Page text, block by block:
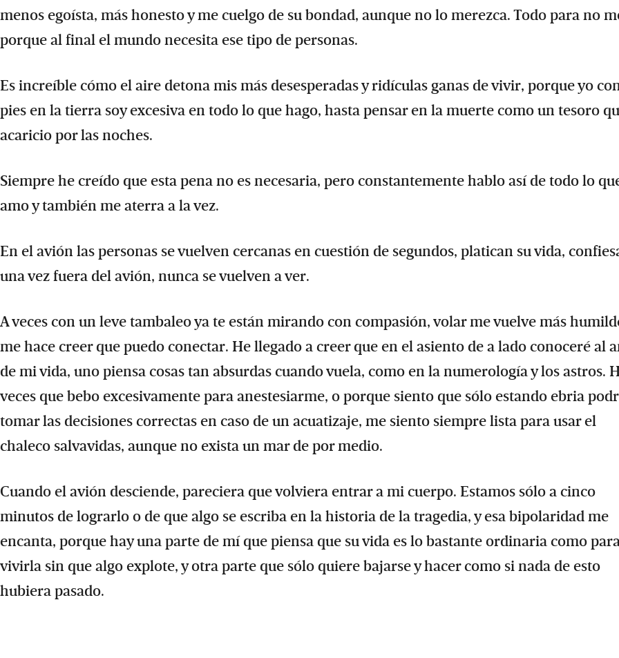
menos egoísta, más honesto y me cuelgo de su bondad, aunque no lo merezca. Todo para no
porque al final el mundo necesita ese tipo de personas.
Es increíble cómo el aire detona mis más desesperadas y ridículas ganas de vivir, porque yo
pies en la tierra soy excesiva en todo lo que hago, hasta pensar en la muerte como un tesoro
acaricio por las noches.
Siempre he creído que esta pena no es necesaria, pero constantemente hablo así de todo lo
amo y también me aterra a la vez.
En el avión las personas se vuelven cercanas en cuestión de segundos, platican su vida,
una vez fuera del avión, nunca se vuelven a ver.
A veces con un leve tambaleo ya te están mirando con compasión, volar me vuelve más
me hace creer que puedo conectar. He llegado a creer que en el asiento de a lado conoceré al
de mi vida, uno piensa cosas tan absurdas cuando vuela, como en la numerología y los astros.
veces que bebo excesivamente para anestesiarme, o porque siento que sólo estando ebria
tomar las decisiones correctas en caso de un acuatizaje, me siento siempre lista para usar el
chaleco salvavidas, aunque no exista un mar de por medio.
Cuando el avión desciende, pareciera que volviera entrar a mi cuerpo. Estamos sólo a cinco
minutos de lograrlo o de que algo se escriba en la historia de la tragedia, y esa bipolaridad me
encanta, porque hay una parte de mí que piensa que su vida es lo bastante ordinaria como
vivirla sin que algo explote, y otra parte que sólo quiere bajarse y hacer como si nada de esto
hubiera pasado.